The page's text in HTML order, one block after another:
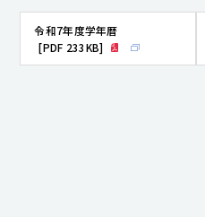
令和7年度学年暦
[PDF 233KB]